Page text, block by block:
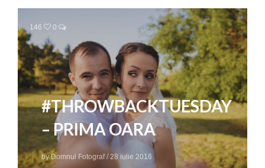
146 0
#THROWBACKTUESDAY
– PRIMA OARA
byDomnul Fotograf/28 iulie 2016